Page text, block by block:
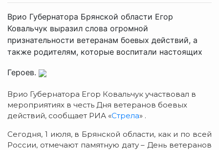
Врио Губернатора Брянской области Егор
Ковальчук выразил слова огромной
признательности ветеранам боевых действий, а
также родителям, которые воспитали настоящих
Героев.
Врио Губернатора Егор Ковальчук участвовал в
мероприятиях в честь Дня ветеранов боевых
действий, сообщает РИА «Стрела» .
Сегодня, 1 июля, в Брянской области, как и по всей
России, отмечают памятную дату – День ветеранов